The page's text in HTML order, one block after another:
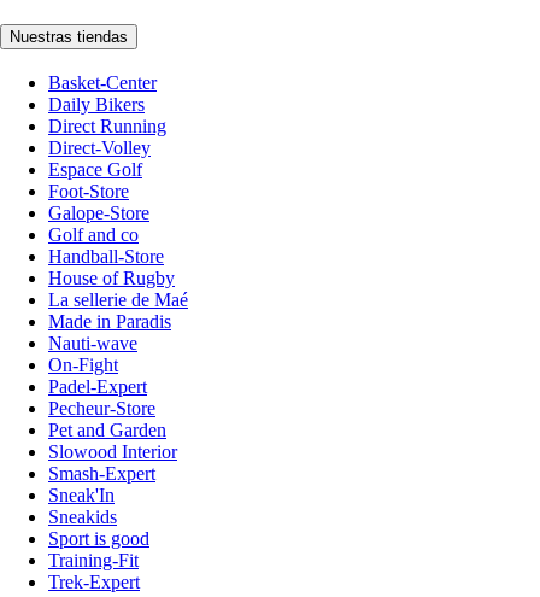
Nuestras tiendas
Basket-Center
Daily Bikers
Direct Running
Direct-Volley
Espace Golf
Foot-Store
Galope-Store
Golf and co
Handball-Store
House of Rugby
La sellerie de Maé
Made in Paradis
Nauti-wave
On-Fight
Padel-Expert
Pecheur-Store
Pet and Garden
Slowood Interior
Smash-Expert
Sneak'In
Sneakids
Sport is good
Training-Fit
Trek-Expert